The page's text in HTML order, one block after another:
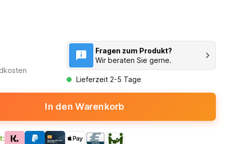
Fragen zum Produkt?
Wir beraten Sie gerne.
Lieferzeit 2-5 Tage
In den Warenkorb